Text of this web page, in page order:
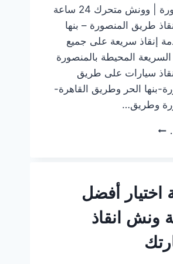
بالمنصورة | وونش متحرك 24 ساعة
طريق المنصورة – بنها
إنقاذ سريعة على جميع
المحيطة بالمنصورة
سيارات على طريق
بنها الحر وطريق القاهرة-
وطريق…
ونش
الحر
وونش
متحرك
على
السريع
اختيار أفضل
ونش انقاذ